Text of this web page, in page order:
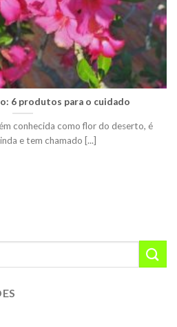
6 produtos para o cuidado
conhecida como flor do deserto, é
e tem chamado [...]